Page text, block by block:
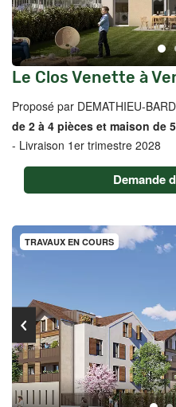
Le Clos Venette à
Proposé par DEMATHIEU-
de 2 à 4 pièces et maison de
- Livraison 1er trimestre 2028
Demande
TRAVAUX EN COURS